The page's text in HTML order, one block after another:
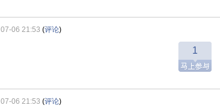
07-06 21:53 (评论)
1
07-06 21:53 (评论)